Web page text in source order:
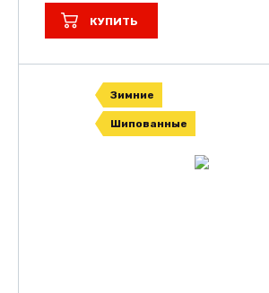
КУПИТЬ
Зимние
Шипованные